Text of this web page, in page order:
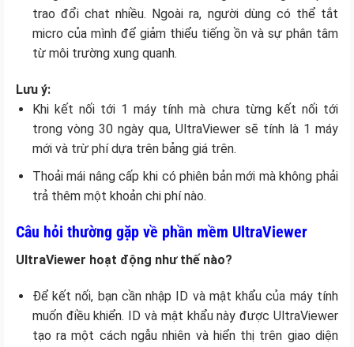
trao đổi chat nhiều. Ngoài ra, người dùng có thể tắt
micro của mình để giảm thiểu tiếng ồn và sự phân tâm
từ môi trường xung quanh.
Lưu ý:
Khi kết nối tới 1 máy tính mà chưa từng kết nối tới
trong vòng 30 ngày qua, UltraViewer sẽ tính là 1 máy
mới và trừ phí dựa trên bảng giá trên.
Thoải mái nâng cấp khi có phiên bản mới mà không phải
trả thêm một khoản chi phí nào.
Câu hỏi thường gặp về phần mềm UltraViewer
UltraViewer hoạt động như thế nào?
Để kết nối, bạn cần nhập ID và mật khẩu của máy tính
muốn điều khiển. ID và mật khẩu này được UltraViewer
tạo ra một cách ngẫu nhiên và hiển thị trên giao diện